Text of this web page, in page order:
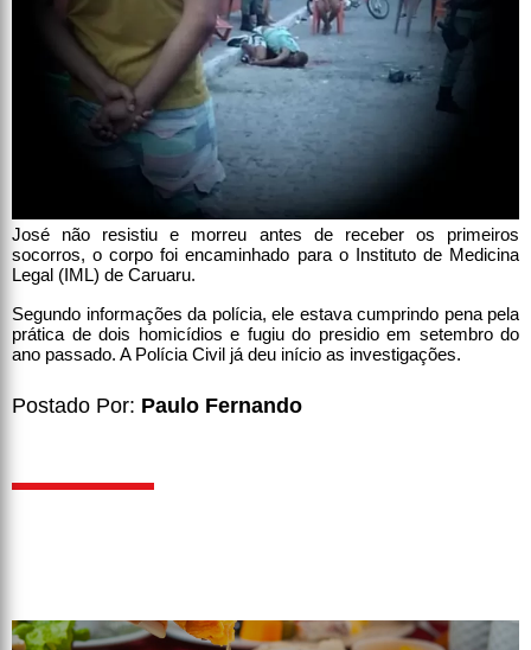
José não resistiu e morreu antes de receber os primeiros
socorros, o corpo foi encaminhado para o Instituto de Medicina
Legal (IML) de Caruaru.
Segundo informações da polícia, ele estava cumprindo pena pela
prática de dois homicídios e fugiu do presidio em setembro do
ano passado. A Polícia Civil já deu início as investigações.
Postado Por: Paulo Fernando